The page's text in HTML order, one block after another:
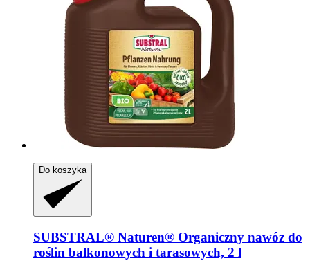
Do koszyka
SUBSTRAL® Naturen® Organiczny nawóz do
roślin balkonowych i tarasowych, 2 l